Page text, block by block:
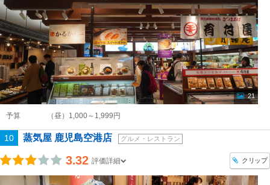
21
予算 （昼）1,000～1,999円
10 蒸気屋 鹿児島空港店 グルメ・レストラン
3.32 評価詳細 クリップ